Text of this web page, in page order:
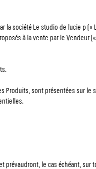
société Le studio de lucie p («
à la vente par le Vendeur («
Produits, sont présentées sur le
prévaudront, le cas échéant, sur